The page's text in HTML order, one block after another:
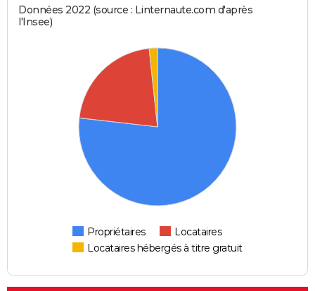
Données 2022 (source : Linternaute.com d'après
l'Insee)
Propriétaires
Locataires
Locataires hébergés à titre gratuit